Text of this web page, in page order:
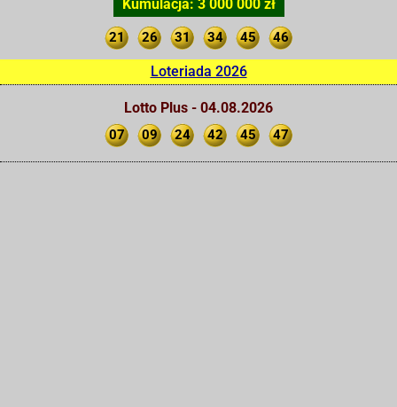
Kumulacja: 3 000 000 zł
21 26 31 34 45 46
Loteriada 2026
Lotto Plus - 04.08.2026
07 09 24 42 45 47